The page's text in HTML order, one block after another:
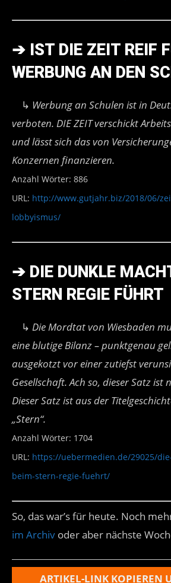
➔ IST DIE ZEIT REIF
WERBUNG AN DEN
↳ Werbung an Schulen ist in
verboten. DIE ZEIT verschickt
und lässt sich das von
Konzernen finanzieren.
Anzahl Wörter: 886
URL: http://www.gutjahr.biz/2018/06/
lobbyismus/
➔ DIE DUNKLE
STERN REGIE FÜHRT
↳ Die Mordtat von Wiesbaden
eine blutige Bilanz – punktgenau
ausgekotzt vor einer zutiefst
Gesellschaft. Ach so, dieser Satz ist
Dieser Satz ist aus der
„Stern“.
Anzahl Wörter: 1704
URL: https://uebermedien.de/29025/
beim-stern-regie-fuehrt/
So, das war’s für heute. Noch
im Archiv oder aber nächste
ARTIKEL-LINK KOPIEREN